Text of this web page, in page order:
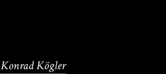
Konrad Kögler